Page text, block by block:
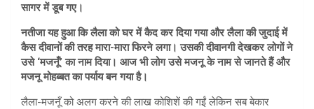
सागर में डूब गए।
नतीजा यह हुआ कि लैला को घर में कैद कर दिया गया और लैला की जुदाई में
कैस दीवानों की तरह मारा-मारा फिरने लगा। उसकी दीवानगी देखकर लोगों ने
उसे ‘मजनूँ’ का नाम दिया। आज भी लोग उसे मजनू के नाम से जानते हैं और
मजनू मोहब्बत का पर्याय बन गया है।
लैला-मजनूँ को अलग करने की लाख कोशिशें की गईं लेकिन सब बेकार